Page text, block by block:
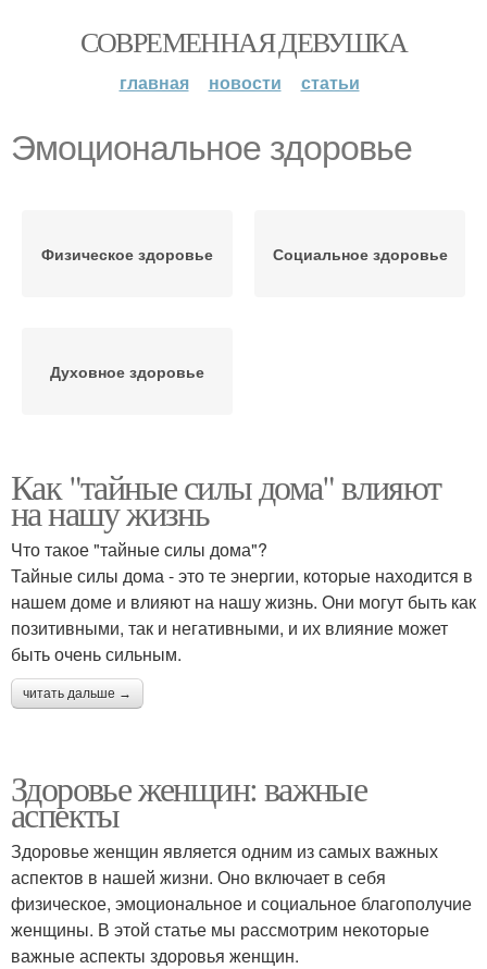
СОВРЕМЕННАЯ ДЕВУШКА
главная новости статьи
Эмоциональное здоровье
Физическое здоровье Социальное здоровье
Духовное здоровье
Как "тайные силы дома" влияют
на нашу жизнь
Что такое "тайные силы дома"?
Тайные силы дома - это те энергии, которые находится в
нашем доме и влияют на нашу жизнь. Они могут быть как
позитивными, так и негативными, и их влияние может
быть очень сильным.
читать дальше →
Здоровье женщин: важные
аспекты
Здоровье женщин является одним из самых важных
аспектов в нашей жизни. Оно включает в себя
физическое, эмоциональное и социальное благополучие
женщины. В этой статье мы рассмотрим некоторые
важные аспекты здоровья женщин.